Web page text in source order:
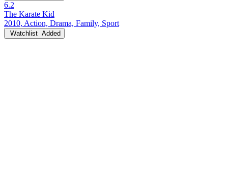
6.2
The Karate Kid
2010, Action, Drama, Family, Sport
Watchlist Added